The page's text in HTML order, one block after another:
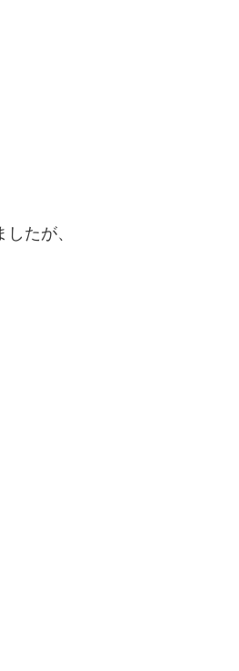
たが、